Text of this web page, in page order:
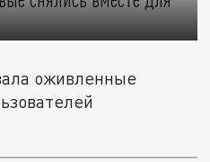
оживленные